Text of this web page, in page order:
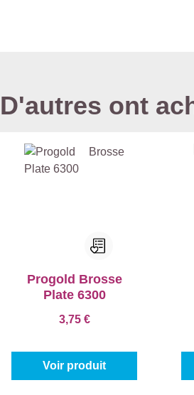
D'autres ont
Progold Brosse
Plate 6300
3,75 €
Voir produit